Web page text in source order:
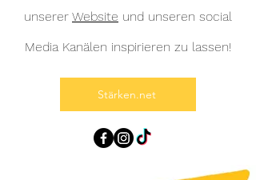
unserer Website und unseren social
Media Kanälen inspirieren zu lassen!
Stärken.net